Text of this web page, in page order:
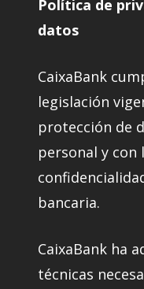
Política de
datos
CaixaBank
legislación
protección de
personal y con
bancaria.
CaixaBank ha
técnicas